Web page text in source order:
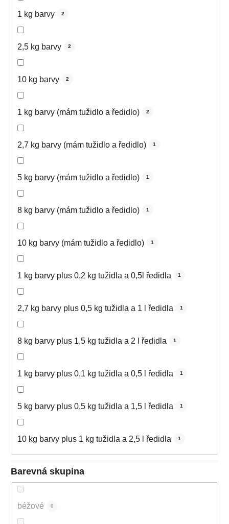
1 kg barvy 2
2,5 kg barvy 2
10 kg barvy 2
1 kg barvy (mám tužidlo a ředidlo) 2
2,7 kg barvy (mám tužidlo a ředidlo) 1
5 kg barvy (mám tužidlo a ředidlo) 1
8 kg barvy (mám tužidlo a ředidlo) 1
10 kg barvy (mám tužidlo a ředidlo) 1
1 kg barvy plus 0,2 kg tužidla a 0,5l ředidla 1
2,7 kg barvy plus 0,5 kg tužidla a 1 l ředidla 1
8 kg barvy plus 1,5 kg tužidla a 2 l ředidla 1
1 kg barvy plus 0,1 kg tužidla a 0,5 l ředidla 1
5 kg barvy plus 0,5 kg tužidla a 1,5 l ředidla 1
10 kg barvy plus 1 kg tužidla a 2,5 l ředidla 1
Barevná skupina
béžové 0